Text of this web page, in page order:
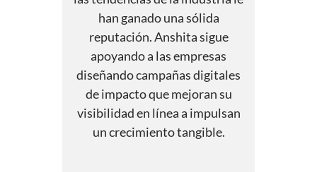
han ganado una sólida
reputación. Anshita sigue
apoyando a las empresas
diseñando campañas digitales
de impacto que mejoran su
visibilidad en línea a impulsan
un crecimiento tangible.